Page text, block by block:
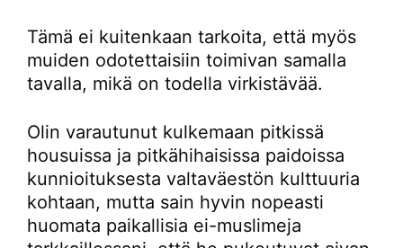
Tämä ei kuitenkaan tarkoita, että myös
muiden odotettaisiin toimivan samalla
tavalla, mikä on todella virkistävää.
Olin varautunut kulkemaan pitkissä
housuissa ja pitkähihaisissa paidoissa
kunnioituksesta valtaväestön kulttuuria
kohtaan, mutta sain hyvin nopeasti
huomata paikallisia ei-muslimeja